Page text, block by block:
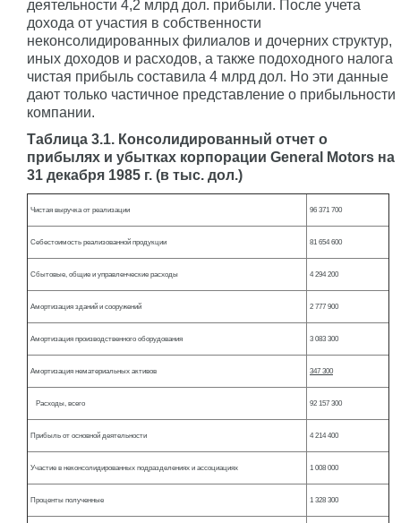
деятельности 4,2 млрд дол. прибыли. После учета
дохода от участия в собственности
неконсолидированных филиалов и дочерних структур,
иных доходов и расходов, а также подоходного налога
чистая прибыль составила 4 млрд дол. Но эти данные
дают только частичное представление о прибыльности
компании.
Таблица 3.1. Консолидированный отчет о
прибылях и убытках корпорации General Motors на
31 декабря 1985 г. (в тыс. дол.)
Чистая выручка от реализации 96 371 700
Себестоимость реализованной продукции 81 654 600
Сбытовые, общие и управленческие расходы 4 294 200
Амортизация зданий и сооружений 2 777 900
Амортизация производственного оборудования 3 083 300
Амортизация нематериальных активов 347 300
Расходы, всего 92 157 300
Прибыль от основной деятельности 4 214 400
Участие в неконсолидированных подразделениях и ассоциациях 1 008 000
Проценты полученные 1 328 300